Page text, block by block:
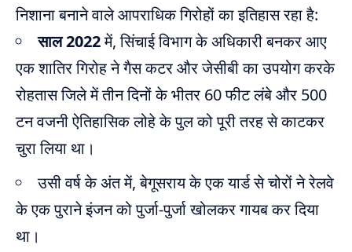
निशाना बनाने वाले आपराधिक गिरोहों का इतिहास रहा है:
साल 2022में, सिंचाई विभाग के अधिकारी बनकर आए
एक शातिर गिरोह ने गैस कटर और जेसीबी का उपयोग करके
रोहतास जिले में तीन दिनों के भीतर 60 फीट लंबे और 500
टन वजनी ऐतिहासिक लोहे के पुल को पूरी तरह से काटकर
चुरा लिया था।
उसी वर्ष के अंत में, बेगूसराय के एक यार्ड से चोरों ने रेलवे
के एक पुराने इंजन को पुर्जा-पुर्जा खोलकर गायब कर दिया
था।